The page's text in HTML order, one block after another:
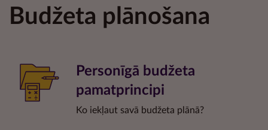
Budžeta plānošana
Personīgā budžeta
pamatprincipi
Ko iekļaut savā budžeta plānā?